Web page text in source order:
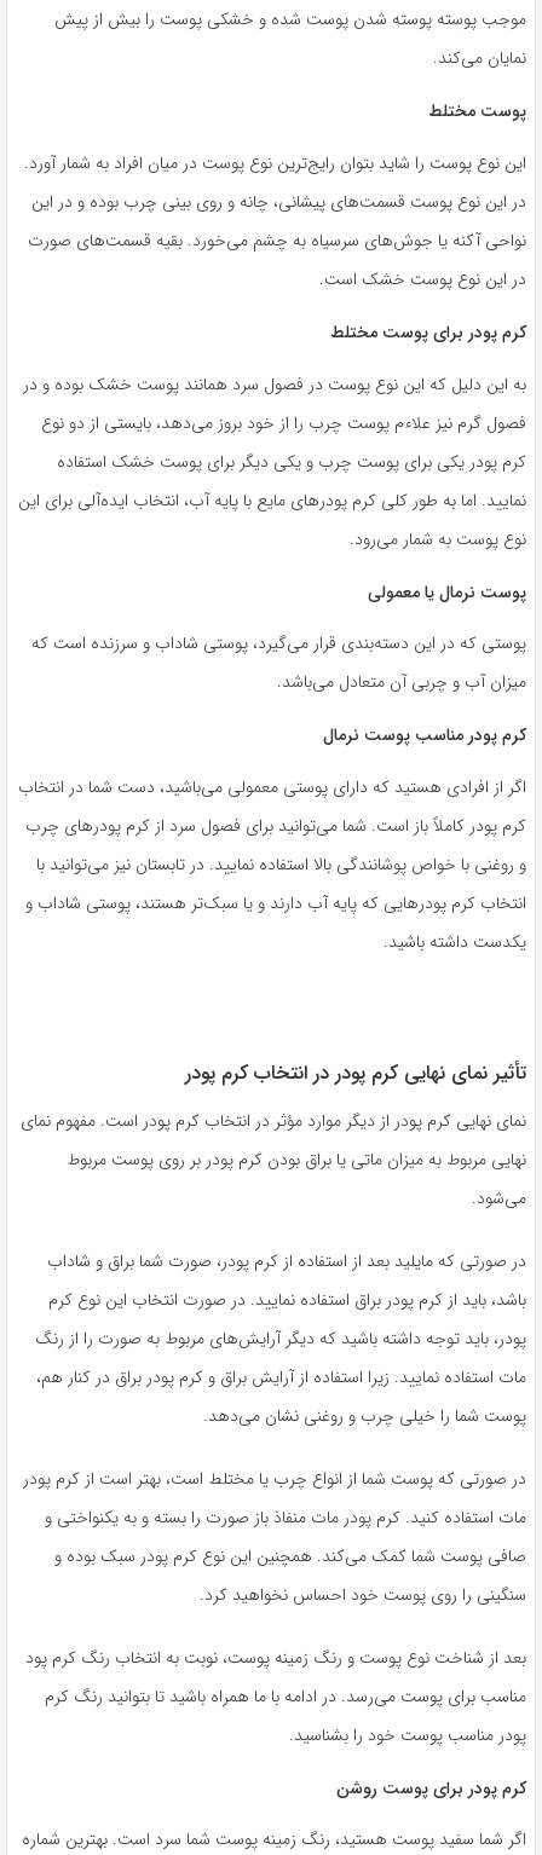
موجب پوسته پوسته شدن پوست شده و خشکی پوست را بیش از پیش
نمایان می‌کند.
پوست مختلط
این نوع پوست را شاید بتوان رایج‌ترین نوع پوست در میان افراد به شمار آورد.
در این نوع پوست قسمت‌های پیشانی، چانه و روی بینی چرب بوده و در این
نواحی آکنه یا جوش‌های سرسیاه به چشم می‌خورد. بقیه قسمت‌های صورت
در این نوع پوست خشک است.
کرم پودر برای پوست مختلط
به این دلیل که این نوع پوست در فصول سرد همانند پوست خشک بوده و در
فصول گرم نیز علاءم پوست چرب را از خود بروز می‌دهد، بایستی از دو نوع
کرم پودر یکی برای پوست چرب و یکی دیگر برای پوست خشک استفاده
نمایید. اما به طور کلی کرم پودر‌های مایع با پایه آب، انتخاب ایده‌آلی برای این
نوع پوست به شمار می‌رود.
پوست نرمال یا معمولی
پوستی که در این دسته‌بندی قرار می‌گیرد، پوستی شاداب و سرزنده است که
میزان آب و چربی آن متعادل می‌باشد.
کرم پودر مناسب پوست نرمال
اگر از افرادی هستید که دارای پوستی معمولی می‌باشید، دست شما در انتخاب
کرم پودر کاملاً باز است. شما می‌توانید برای فصول سرد از کرم پودر‌های چرب
و روغنی با خواص پوشانندگی بالا استفاده نمایید. در تابستان نیز می‌توانید با
انتخاب کرم پودر‌هایی که پایه آب دارند و یا سبک‌تر هستند، پوستی شاداب و
یکدست داشته باشید.
تأثیر نمای نهایی کرم پودر در انتخاب کرم پودر
نمای نهایی کرم پودر از دیگر موارد مؤثر در انتخاب کرم پودر است. مفهوم نمای
نهایی مربوط به میزان ماتی یا براق بودن کرم پودر بر روی پوست مربوط
می‌شود.
در صورتی که مایلید بعد از استفاده از کرم پودر، صورت شما براق و شاداب
باشد، باید از کرم پودر براق استفاده نمایید. در صورت انتخاب این نوع کرم
پودر، باید توجه داشته باشید که دیگر آرایش‌های مربوط به صورت را از رنگ
مات استفاده نمایید. زیرا استفاده از آرایش براق و کرم پودر براق در کنار هم،
پوست شما را خیلی چرب و روغنی نشان می‌دهد.
در صورتی که پوست شما از انواع چرب یا مختلط است، بهتر است از کرم پودر
مات استفاده کنید. کرم پودر مات منفاذ باز صورت را بسته و به یکنواختی و
صافی پوست شما کمک می‌کند. همچنین این نوع کرم پودر سبک بوده و
سنگینی را روی پوست خود احساس نخواهید کرد.
بعد از شناخت نوع پوست و رنگ زمینه پوست، نوبت به انتخاب رنگ کرم پود
مناسب برای پوست می‌رسد. در ادامه با ما همراه باشید تا بتوانید رنگ کرم
پودر مناسب پوست خود را بشناسید.
کرم پودر برای پوست روشن
اگر شما سفید پوست هستید، رنگ زمینه پوست شما سرد است. بهترین شماره